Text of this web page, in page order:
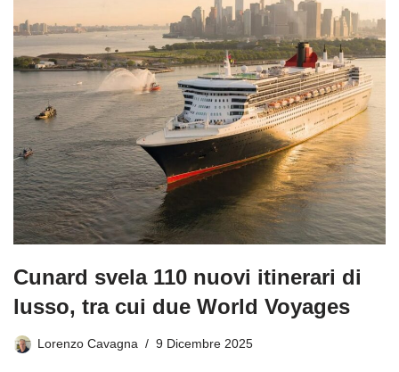
Cunard svela 110 nuovi itinerari di
lusso, tra cui due World Voyages
Lorenzo Cavagna 9 Dicembre 2025